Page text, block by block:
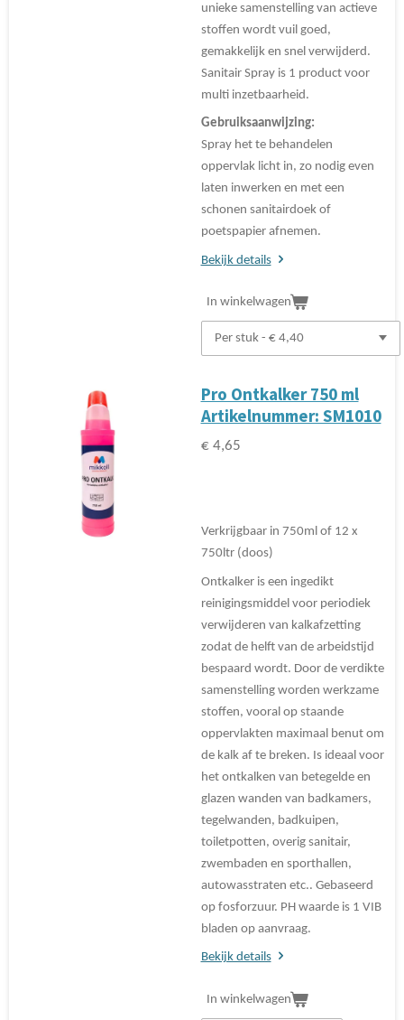
unieke samenstelling van actieve
stoffen wordt vuil goed,
gemakkelijk en snel verwijderd.
Sanitair Spray is 1 product voor
multi inzetbaarheid.
Gebruiksaanwijzing:
Spray het te behandelen
oppervlak licht in, zo nodig even
laten inwerken en met een
schonen sanitairdoek of
poetspapier afnemen.
Bekijk details
In winkelwagen
Pro Ontkalker 750 ml
Artikelnummer: SM1010
€ 4,65
Verkrijgbaar in 750ml of 12 x
750ltr (doos)
Ontkalker is een ingedikt
reinigingsmiddel voor periodiek
verwijderen van kalkafzetting
zodat de helft van de arbeidstijd
bespaard wordt. Door de verdikte
samenstelling worden werkzame
stoffen, vooral op staande
oppervlakten maximaal benut om
de kalk af te breken. Is ideaal voor
het ontkalken van betegelde en
glazen wanden van badkamers,
tegelwanden, badkuipen,
toiletpotten, overig sanitair,
zwembaden en sporthallen,
autowasstraten etc.. Gebaseerd
op fosforzuur. PH waarde is 1 VIB
bladen op aanvraag.
Bekijk details
In winkelwagen